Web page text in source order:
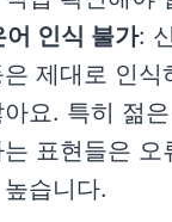
인식 불가:
제대로 인식
요. 특히 젊
표현들은 오
습니다.